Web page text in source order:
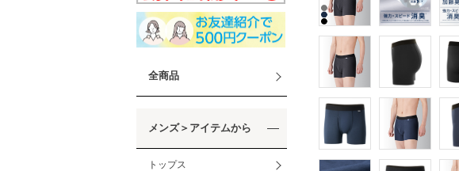
全商品
メンズ＞アイテムから
トップス